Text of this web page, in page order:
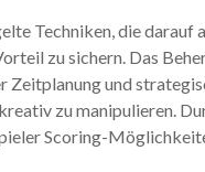
Techniken, die darauf
zu sichern. Das
und
zu manipulieren.
Scoring-